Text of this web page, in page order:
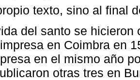
texto, sino al final
del santo se
en Coimbra en
en el mismo año
otras tres en